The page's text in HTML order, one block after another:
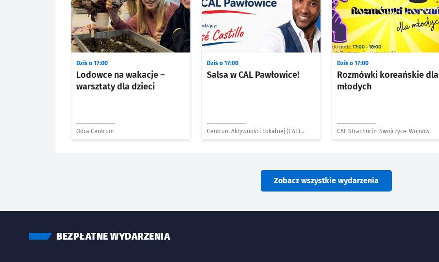
Lodowce na wakacje –
warsztaty dla dzieci
Dziś o 17:00
Odra Centrum
Salsa w CAL Pawłowice!
Dziś o 17:00
Centrum Aktywności Lokalnej (CAL)
Pawłowice
Rozmówki koreańskie dla
młodych
Dziś o 17:00
CAL Strachocin-Swojczyce-Wojnów
Zobacz wszystkie wydarzenia
BEZPŁATNE WYDARZENIA